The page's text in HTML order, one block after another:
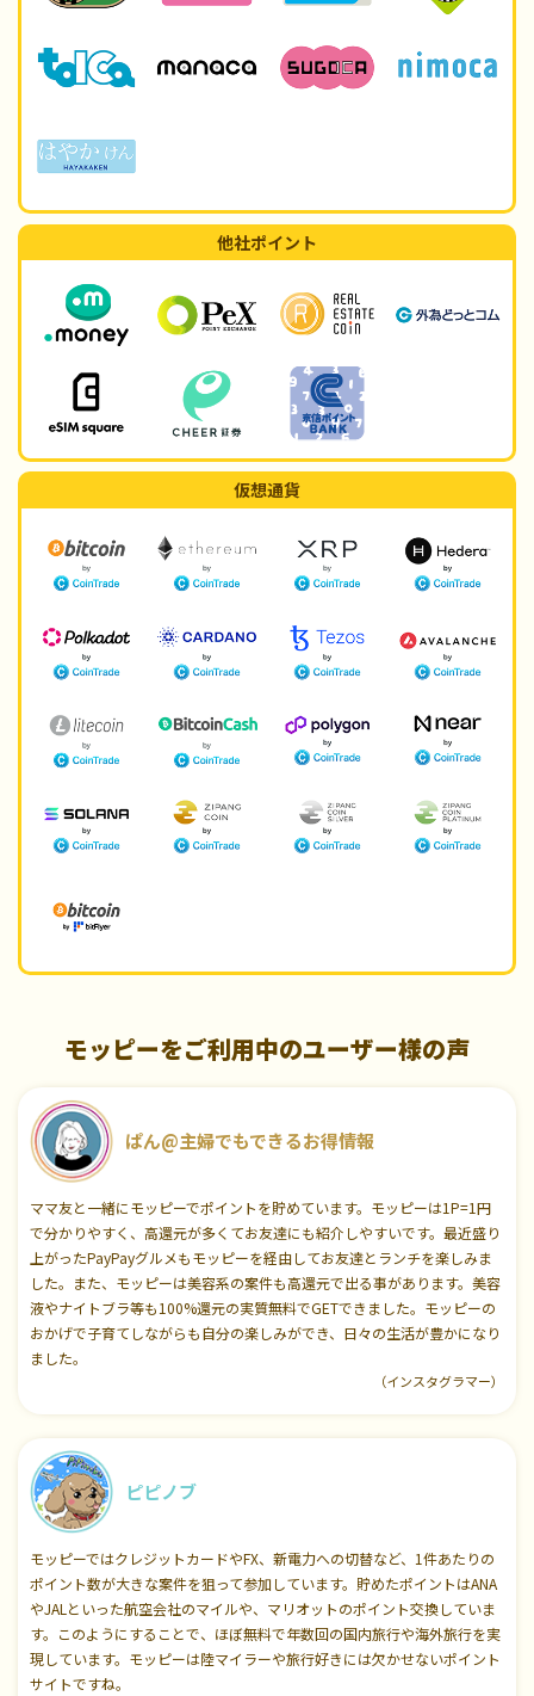
他社ポイント
仮想通貨
モッピーをご利用中のユーザー様の声
ぱん@主婦でもできるお得情報
ママ友と一緒にモッピーでポイントを貯めています。モッピーは1P=1円
で分かりやすく、高還元が多くてお友達にも紹介しやすいです。最近盛り
上がったPayPayグルメもモッピーを経由してお友達とランチを楽しみま
した。また、モッピーは美容系の案件も高還元で出る事があります。美容
液やナイトブラ等も100%還元の実質無料でGETできました。モッピーの
おかげで子育てしながらも自分の楽しみができ、日々の生活が豊かになり
ました。
（インスタグラマー）
ピピノブ
モッピーではクレジットカードやFX、新電力への切替など、1件あたりの
ポイント数が大きな案件を狙って参加しています。貯めたポイントはANA
やJALといった航空会社のマイルや、マリオットのポイント交換していま
す。このようにすることで、ほぼ無料で年数回の国内旅行や海外旅行を実
現しています。モッピーは陸マイラーや旅行好きには欠かせないポイント
サイトですね。